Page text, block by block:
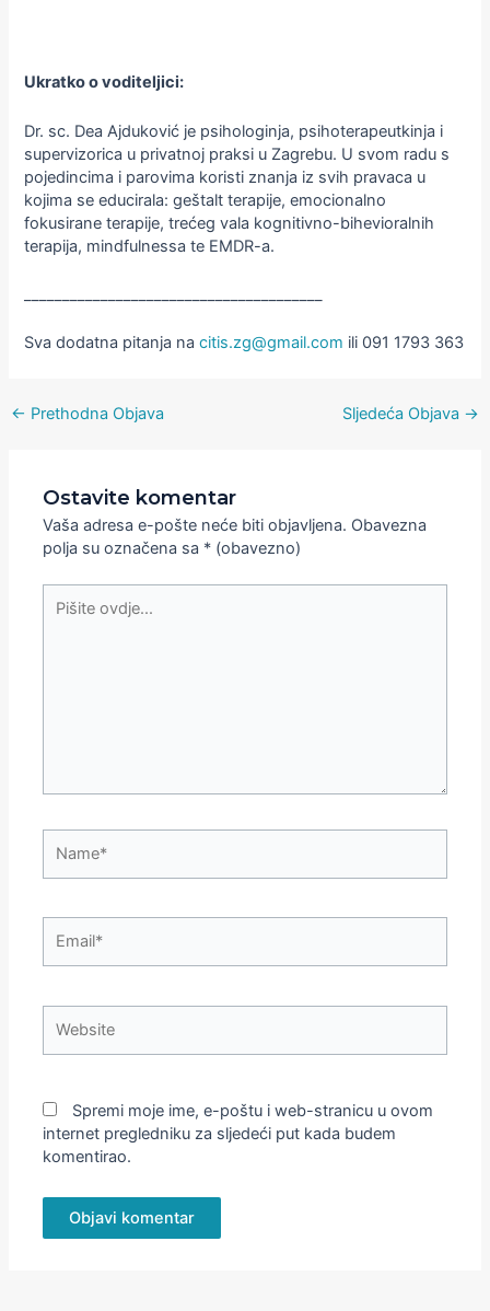
Ukratko o voditeljici:
Dr. sc. Dea Ajduković je psihologinja, psihoterapeutkinja i
supervizorica u privatnoj praksi u Zagrebu. U svom radu s
pojedincima i parovima koristi znanja iz svih pravaca u
kojima se educirala: geštalt terapije, emocionalno
fokusirane terapije, trećeg vala kognitivno-bihevioralnih
terapija, mindfulnessa te EMDR-a.
Sva dodatna pitanja nacitis.zg@gmail.com ili 091 1793 363
← Prethodna Objava Sljedeća Objava →
Ostavite komentar
Vaša adresa e-pošte neće biti objavljena. Obavezna
polja su označena sa * (obavezno)
ovdje...
Spremi moje ime, e-poštu i web-stranicu u ovom
internet pregledniku za sljedeći put kada budem
komentirao.